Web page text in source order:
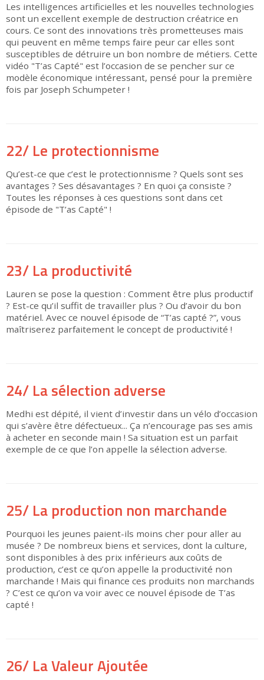
Les intelligences artificielles et les nouvelles technologies
sont un excellent exemple de destruction créatrice en
cours. Ce sont des innovations très prometteuses mais
qui peuvent en même temps faire peur car elles sont
susceptibles de détruire un bon nombre de métiers. Cette
vidéo "T’as Capté" est l’occasion de se pencher sur ce
modèle économique intéressant, pensé pour la première
fois par Joseph Schumpeter !
▶
22/ Le protectionnisme
Qu’est-ce que c’est le protectionnisme ? Quels sont ses
avantages ? Ses désavantages ? En quoi ça consiste ?
Toutes les réponses à ces questions sont dans cet
épisode de "T’as Capté" !
23/ La productivité
Lauren se pose la question : Comment être plus productif
? Est-ce qu’il suffit de travailler plus ? Ou d’avoir du bon
matériel. Avec ce nouvel épisode de “T’as capté ?”, vous
maîtriserez parfaitement le concept de productivité !
▶
24/ La sélection adverse
Medhi est dépité, il vient d’investir dans un vélo d’occasion
qui s’avère être défectueux... Ça n’encourage pas ses amis
à acheter en seconde main ! Sa situation est un parfait
exemple de ce que l’on appelle la sélection adverse.
▶
25/ La production non marchande
Pourquoi les jeunes paient-ils moins cher pour aller au
musée ? De nombreux biens et services, dont la culture,
sont disponibles à des prix inférieurs aux coûts de
production, c’est ce qu’on appelle la productivité non
marchande ! Mais qui finance ces produits non marchands
? C’est ce qu’on va voir avec ce nouvel épisode de T’as
capté !
26/ La Valeur Ajoutée